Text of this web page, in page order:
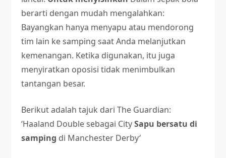
berarti dengan mudah mengalahkan:
Bayangkan hanya menyapu atau mendorong
tim lain ke samping saat Anda melanjutkan
kemenangan. Ketika digunakan, itu juga
menyiratkan oposisi tidak menimbulkan
tantangan besar.
Berikut adalah tajuk dari The Guardian:
‘Haaland Double sebagai CitySapu bersatu di
samping di Manchester Derby‘